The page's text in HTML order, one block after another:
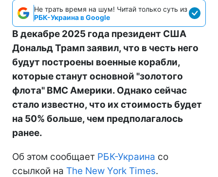
Не трать время на шум! Читай только суть из
РБК-Украина в Google
В декабре 2025 года президент США
Дональд Трамп заявил, что в честь него
будут построены военные корабли,
которые станут основной "золотого
флота" ВМС Америки. Однако сейчас
стало известно, что их стоимость будет
на 50% больше, чем предполагалось
ранее.
Об этом сообщает РБК-Украина со
ссылкой на The New York Times.